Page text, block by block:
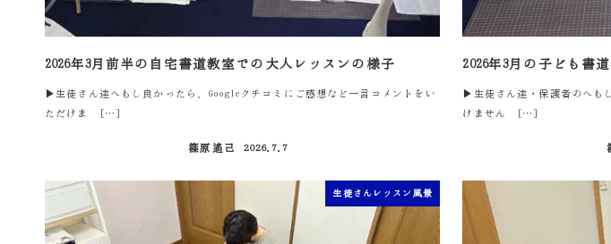
2026年3月前半の自宅書道教室での大人レッスンの様子
▶生徒さん達へもし良かったら、Googleクチコミにご感想など一言コメントをい
ただけま […]
篠原遙己
2026.7.7
2026年3月の子ども書
▶生徒さん達・保護者のへも
けません […]
生徒さんレッスン風景